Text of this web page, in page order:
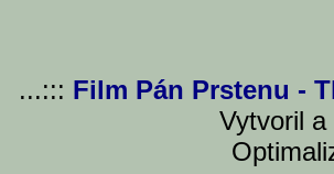
...::: Film Pán Prstenu -
Vytvoril